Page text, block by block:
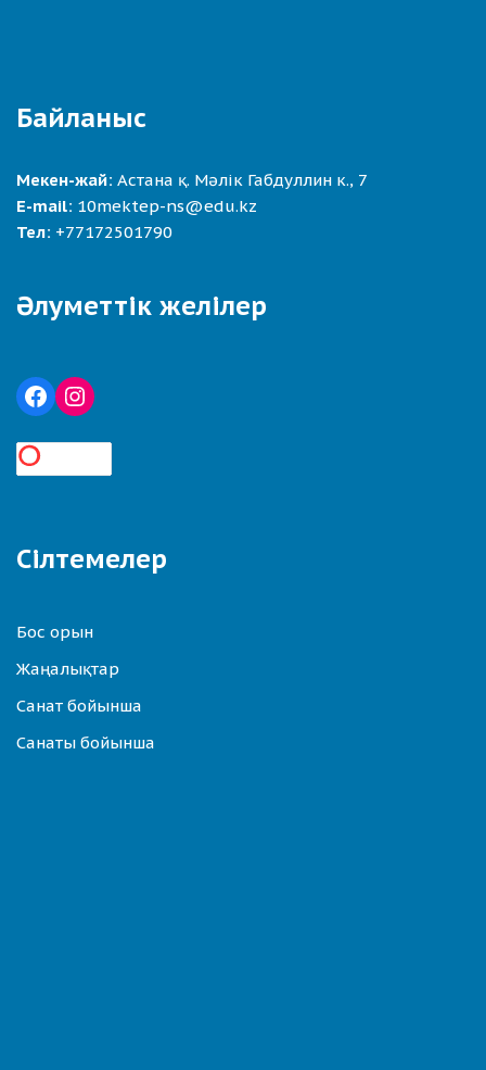
Байланыс
Мекен-жай: Астана қ. Мәлік Габдуллин к., 7
E-mail: 10mektep-ns@edu.kz
Тел: +77172501790
Әлуметтік желілер
Сілтемелер
Бос орын
Жаңалықтар
Санат бойынша
Санаты бойынша